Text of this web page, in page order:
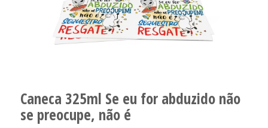
Caneca 325ml Se eu for abduzido não
se preocupe, não é